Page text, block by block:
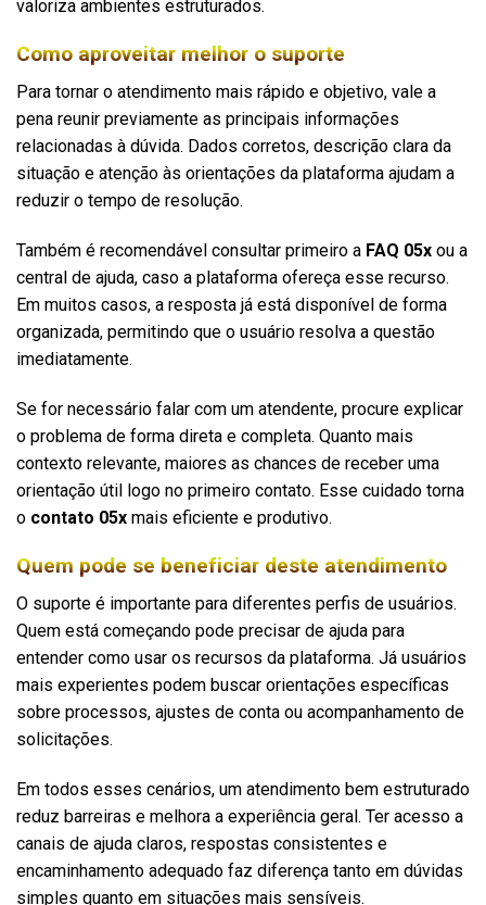
valoriza ambientes estruturados.
Como aproveitar melhor o suporte
Para tornar o atendimento mais rápido e objetivo, vale a
pena reunir previamente as principais informações
relacionadas à dúvida. Dados corretos, descrição clara da
situação e atenção às orientações da plataforma ajudam a
reduzir o tempo de resolução.
Também é recomendável consultar primeiro a FAQ 05x ou a
central de ajuda, caso a plataforma ofereça esse recurso.
Em muitos casos, a resposta já está disponível de forma
organizada, permitindo que o usuário resolva a questão
imediatamente.
Se for necessário falar com um atendente, procure explicar
o problema de forma direta e completa. Quanto mais
contexto relevante, maiores as chances de receber uma
orientação útil logo no primeiro contato. Esse cuidado torna
o contato 05x mais eficiente e produtivo.
Quem pode se beneficiar deste atendimento
O suporte é importante para diferentes perfis de usuários.
Quem está começando pode precisar de ajuda para
entender como usar os recursos da plataforma. Já usuários
mais experientes podem buscar orientações específicas
sobre processos, ajustes de conta ou acompanhamento de
solicitações.
Em todos esses cenários, um atendimento bem estruturado
reduz barreiras e melhora a experiência geral. Ter acesso a
canais de ajuda claros, respostas consistentes e
encaminhamento adequado faz diferença tanto em dúvidas
simples quanto em situações mais sensíveis.